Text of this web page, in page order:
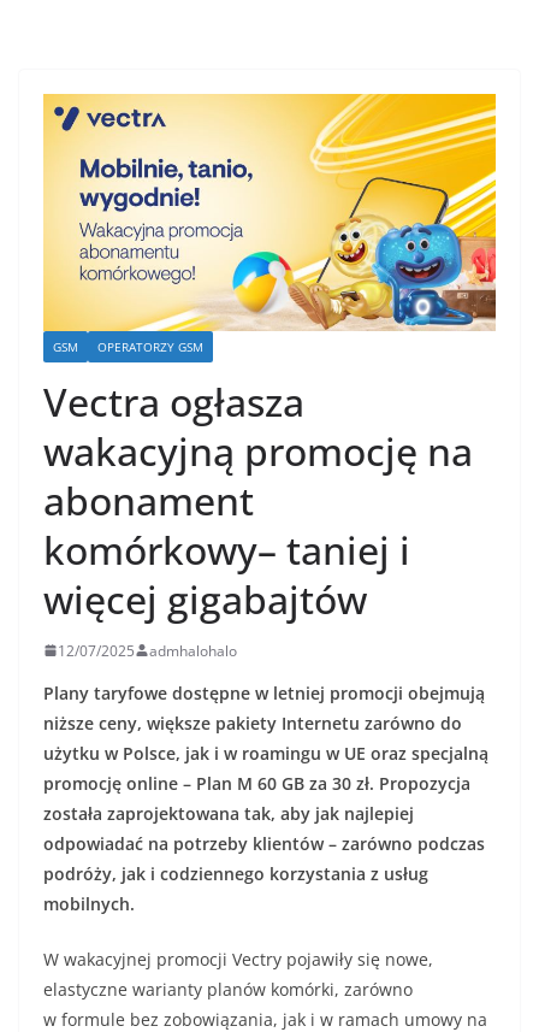
GSM OPERATORZY GSM
Vectra ogłasza
wakacyjną promocję na
abonament
komórkowy– taniej i
więcej gigabajtów
12/07/2025 admhalohalo
Plany taryfowe dostępne w letniej promocji obejmują
niższe ceny, większe pakiety Internetu zarówno do
użytku w Polsce, jak i w roamingu w UE oraz specjalną
promocję online – Plan M 60 GB za 30 zł. Propozycja
została zaprojektowana tak, aby jak najlepiej
odpowiadać na potrzeby klientów – zarówno podczas
podróży, jak i codziennego korzystania z usług
mobilnych.
W wakacyjnej promocji Vectry pojawiły się nowe,
elastyczne warianty planów komórki, zarówno
w formule bez zobowiązania, jak i w ramach umowy na